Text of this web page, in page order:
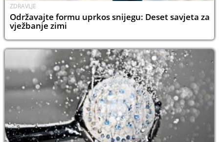
ZDRAVLJE
Održavajte formu uprkos snijegu: Deset savjeta za
vježbanje zimi